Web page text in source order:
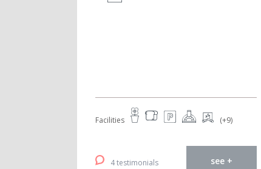
Facilities (+9)
4 testimonials see +